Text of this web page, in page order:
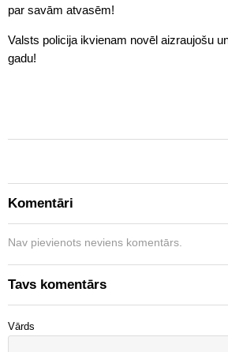
par savām atvasēm!
Valsts policija ikvienam novēl aizraujošu
gadu!
Komentāri
Nav pievienots neviens komentārs.
Tavs komentārs
Vārds